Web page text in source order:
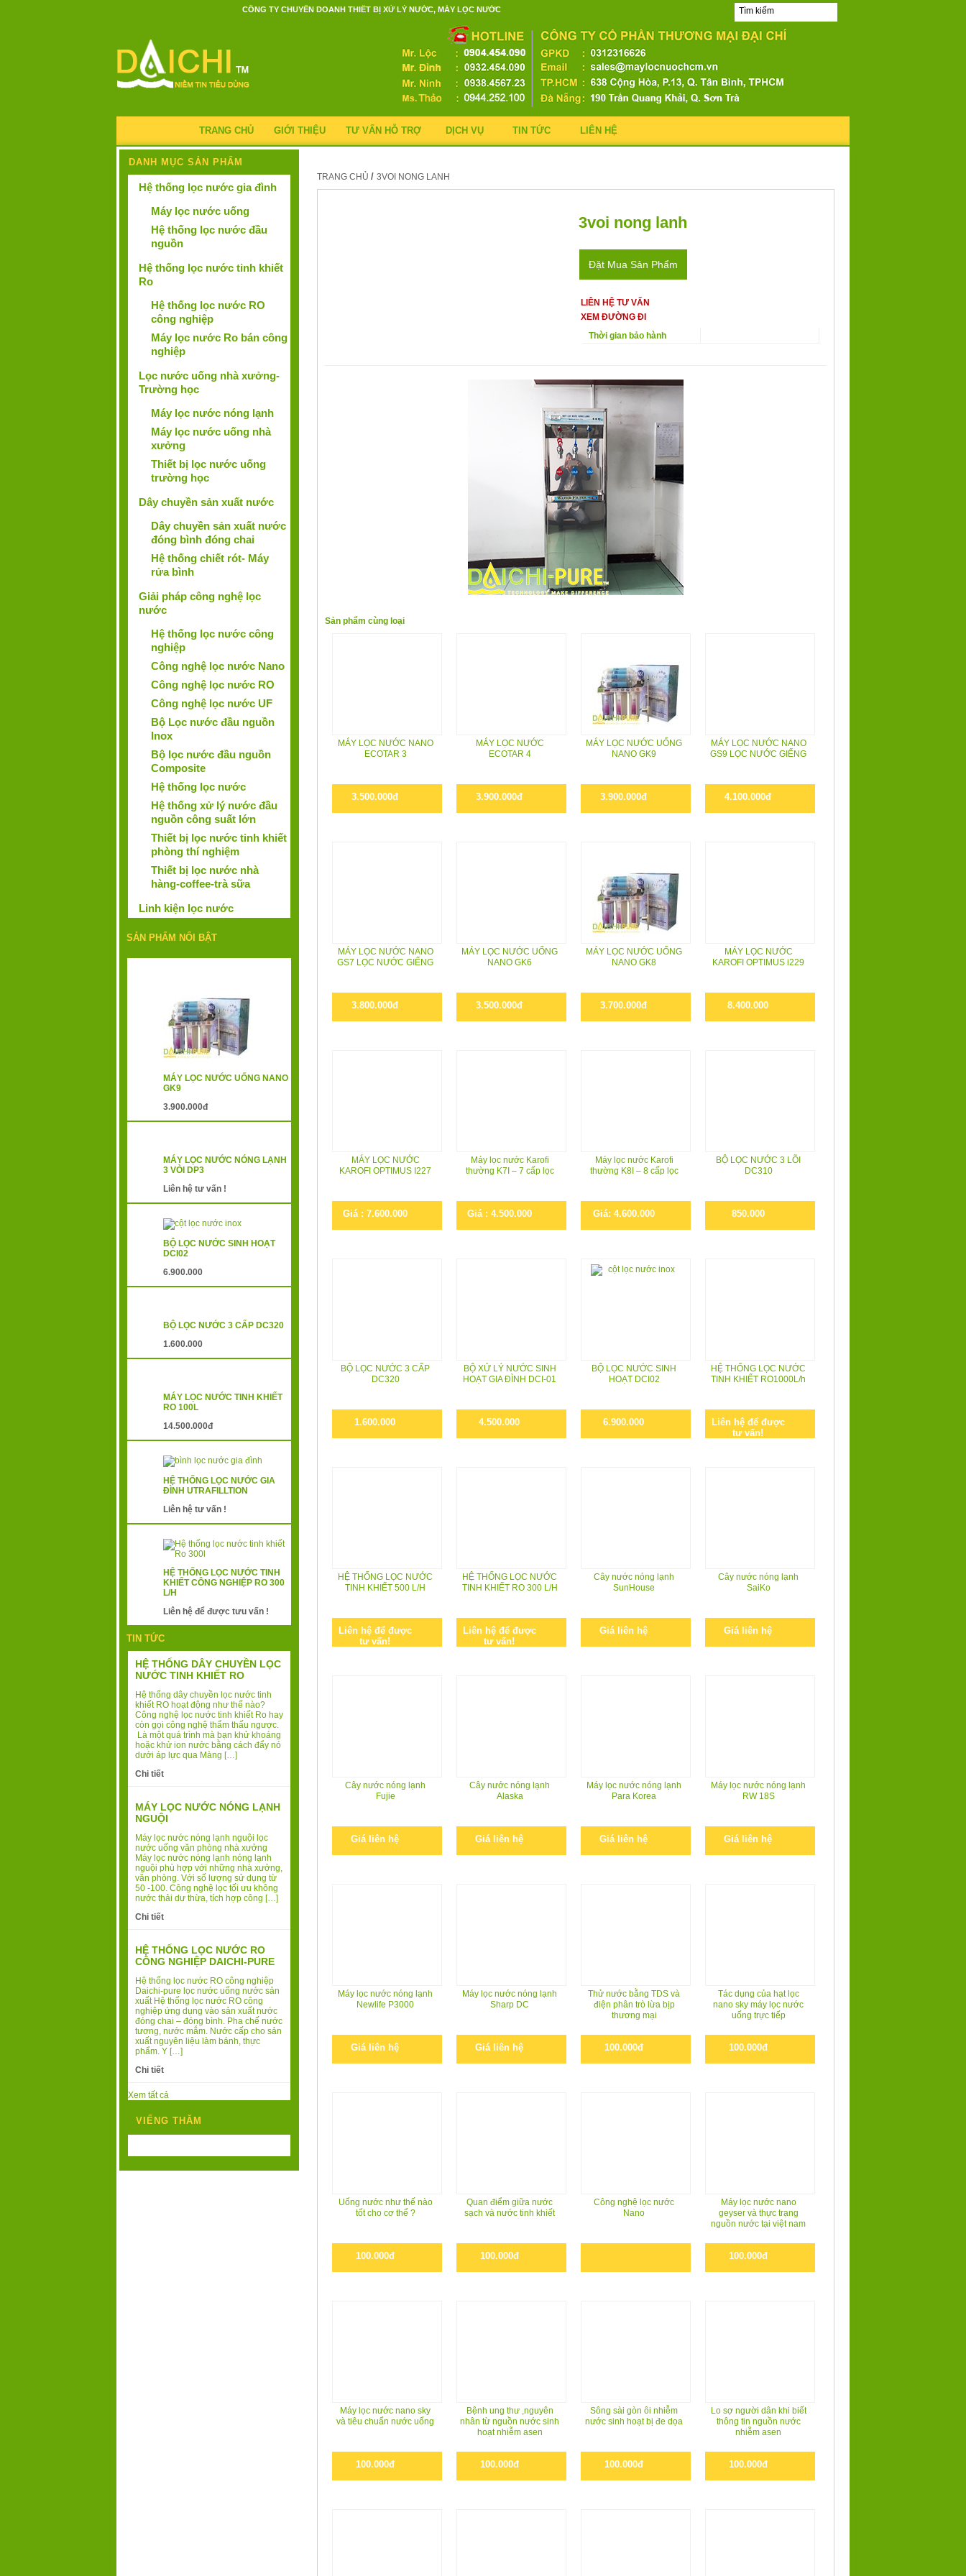
CÔNG TY CHUYÊN DOANH THIẾT BỊ XỬ LÝ NƯỚC, MÁY LỌC NƯỚC
TRANG CHỦ GIỚI THIỆU TƯ VẤN HỖ TRỢ DỊCH VỤ TIN TỨC LIÊN HỆ
DANH MỤC SẢN PHẨM
Hệ thống lọc nước gia đình
Máy lọc nước uống
Hệ thống lọc nước đầu
nguồn
Hệ thống lọc nước tinh khiết
Ro
Hệ thống lọc nước RO
công nghiệp
Máy lọc nước Ro bán công
nghiệp
Lọc nước uống nhà xưởng-
Trường học
Máy lọc nước nóng lạnh
Máy lọc nước uống nhà
xưởng
Thiết bị lọc nước uống
trường học
Dây chuyền sản xuất nước
Dây chuyền sản xuất nước
đóng bình đóng chai
Hệ thống chiết rót- Máy
rửa bình
Giải pháp công nghệ lọc
nước
Hệ thống lọc nước công
nghiệp
Công nghệ lọc nước Nano
Công nghệ lọc nước RO
Công nghệ lọc nước UF
Bộ Lọc nước đầu nguồn
Inox
Bộ lọc nước đầu nguồn
Composite
Hệ thống lọc nước
Hệ thống xử lý nước đầu
nguồn công suất lớn
Thiết bị lọc nước tinh khiết
phòng thí nghiệm
Thiết bị lọc nước nhà
hàng-coffee-trà sữa
Linh kiện lọc nước
SẢN PHẨM NỔI BẬT
MÁY LỌC NƯỚC UỐNG NANO
GK9
3.900.000đ
MÁY LỌC NƯỚC NÓNG LẠNH
3 VÒI DP3
Liên hệ tư vấn !
BỘ LỌC NƯỚC SINH HOẠT
DCI02
6.900.000
BỘ LỌC NƯỚC 3 CẤP DC320
1.600.000
MÁY LỌC NƯỚC TINH KHIẾT
RO 100L
14.500.000đ
HỆ THỐNG LỌC NƯỚC GIA
ĐÌNH UTRAFILLTION
Liên hệ tư vấn !
HỆ THỐNG LỌC NƯỚC TINH
KHIẾT CÔNG NGHIỆP RO 300
L/H
Liên hệ để được tưu vấn !
TIN TỨC
HỆ THỐNG DÂY CHUYỀN LỌC
NƯỚC TINH KHIẾT RO
Hệ thống dây chuyền lọc nước tinh
khiết RO hoạt động như thế nào?
Công nghệ lọc nước tinh khiết Ro hay
còn gọi công nghệ thẩm thấu ngược.
Là một quá trình mà bạn khử khoáng
hoặc khử ion nước bằng cách đẩy nó
dưới áp lực qua Màng […]
Chi tiết
MÁY LỌC NƯỚC NÓNG LẠNH
NGUỘI
Máy lọc nước nóng lạnh nguội lọc
nước uống văn phòng nhà xưởng
Máy lọc nước nóng lạnh nóng lạnh
nguội phù hợp với những nhà xưởng,
văn phòng. Với số lượng sử dụng từ
50 -100. Công nghệ lọc tối ưu không
nước thải dư thừa, tích hợp công […]
Chi tiết
HỆ THỐNG LỌC NƯỚC RO
CÔNG NGHIỆP DAICHI-PURE
Hệ thống lọc nước RO công nghiệp
Daichi-pure lọc nước uống nước sản
xuất Hệ thống lọc nước RO công
nghiệp ứng dụng vào sản xuất nước
đóng chai – đóng bình. Pha chế nước
tương, nước mắm. Nước cấp cho sản
xuất nguyên liệu làm bánh, thực
phẩm. Y […]
Chi tiết
Xem tất cả
VIẾNG THĂM
TRANG CHỦ / 3VOI NONG LANH
3voi nong lanh
Đặt Mua Sản Phẩm
LIÊN HỆ TƯ VẤN
XEM ĐƯỜNG ĐI
Thời gian bảo hành
Sản phẩm cùng loại
MÁY LỌC NƯỚC NANO
ECOTAR 3
3.500.000đ
MÁY LỌC NƯỚC
ECOTAR 4
3.900.000đ
MÁY LỌC NƯỚC UỐNG
NANO GK9
3.900.000đ
MÁY LỌC NƯỚC NANO
GS9 LỌC NƯỚC GIẾNG
4.100.000đ
MÁY LỌC NƯỚC NANO
GS7 LỌC NƯỚC GIẾNG
3.800.000đ
MÁY LỌC NƯỚC UỐNG
NANO GK6
3.500.000đ
MÁY LỌC NƯỚC UỐNG
NANO GK8
3.700.000đ
MÁY LỌC NƯỚC
KAROFI OPTIMUS i229
8.400.000
MÁY LỌC NƯỚC
KAROFI OPTIMUS I227
Giá : 7.600.000
Máy lọc nước Karofi
thường K7I – 7 cấp lọc
Giá : 4.500.000
Máy lọc nước Karofi
thường K8I – 8 cấp lọc
Giá: 4.600.000
BỘ LỌC NƯỚC 3 LÕI
DC310
850.000
BỘ LỌC NƯỚC 3 CẤP
DC320
1.600.000
BỘ XỬ LÝ NƯỚC SINH
HOẠT GIA ĐÌNH DCI-01
4.500.000
BỘ LỌC NƯỚC SINH
HOẠT DCI02
6.900.000
HỆ THỐNG LỌC NƯỚC
TINH KHIẾT RO1000L/h
Liên hệ để được
tư vấn!
HỆ THỐNG LỌC NƯỚC
TINH KHIẾT 500 L/H
Liên hệ để được
tư vấn!
HỆ THỐNG LỌC NƯỚC
TINH KHIẾT RO 300 L/H
Liên hệ để được
tư vấn!
Cây nước nóng lạnh
SunHouse
Giá liên hệ
Cây nước nóng lạnh
SaiKo
Giá liên hệ
Cây nước nóng lạnh
Fujie
Giá liên hệ
Cây nước nóng lạnh
Alaska
Giá liên hệ
Máy lọc nước nóng lạnh
Para Korea
Giá liên hệ
Máy lọc nước nóng lạnh
RW 18S
Giá liên hệ
Máy lọc nước nóng lạnh
Newlife P3000
Giá liên hệ
Máy lọc nước nóng lạnh
Sharp DC
Giá liên hệ
Thử nước bằng TDS và
điện phân trò lừa bịp
thương mại
100.000đ
Tác dụng của hạt lọc
nano sky máy lọc nước
uống trực tiếp
100.000đ
Uống nước như thế nào
tốt cho cơ thể ?
100.000đ
Quan điểm giữa nước
sạch và nước tinh khiết
100.000đ
Công nghệ lọc nước
Nano
Máy lọc nước nano
geyser và thực trạng
nguồn nước tại việt nam
100.000đ
Máy lọc nước nano sky
và tiêu chuẩn nước uống
100.000đ
Bệnh ung thư ,nguyên
nhân từ nguồn nước sinh
hoạt nhiễm asen
100.000đ
Sông sài gòn ôi nhiễm
nước sinh hoạt bị đe dọa
100.000đ
Lo sợ người dân khi biết
thông tin nguồn nước
nhiễm asen
100.000đ